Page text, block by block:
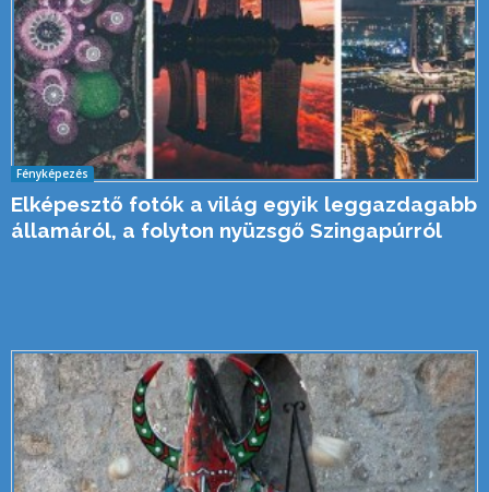
Fényképezés
Elképesztő fotók a világ egyik leggazdagabb
államáról, a folyton nyüzsgő Szingapúrról